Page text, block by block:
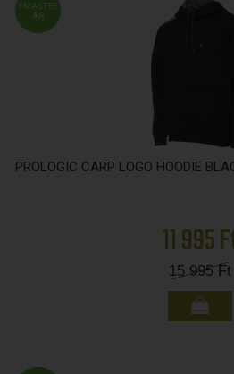
FMASTER
ÁR
PROLOGIC CARP LOGO HOODIE
11 995
15 995Ft